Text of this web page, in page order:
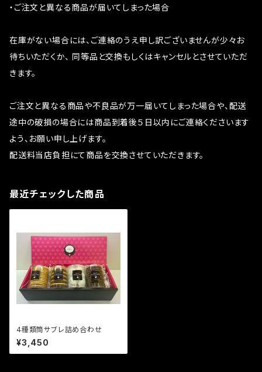
・ご注文と異なる商品が届いてしまった場合
在庫がない場合には、ご連絡のうえ申し訳ございませんが少々お
待ちいただくか、 同等品と交換もしくはキャンセルとさせていただ
きます。
ご注文と異なる商品や不良品が万一届いてしまった場合や、配送
途中の破損の場合には商品到着後５日以内にご連絡くださいます
よう、お願い申し上げます。
配送料当店負担にて商品を交換させていただきます。
最近チェックした商品
4種類筒サブレ詰め合わせ
¥3,450